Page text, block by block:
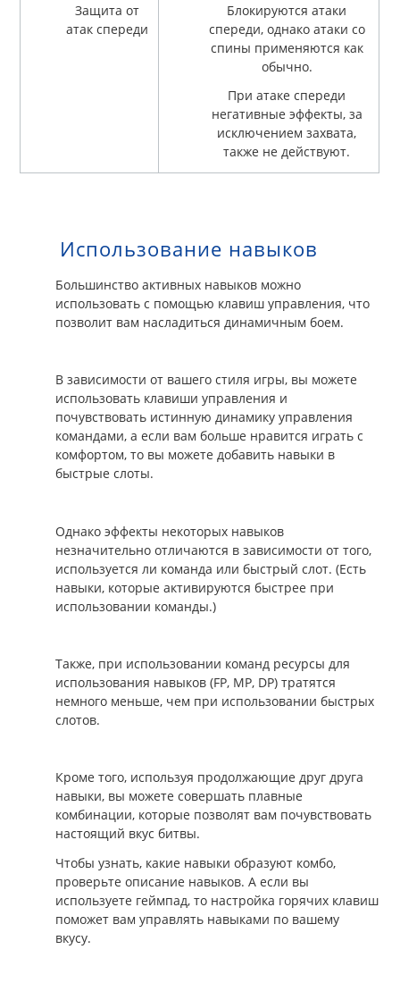
Защита от
атак спереди
Блокируются атаки
спереди, однако атаки со
спины применяются как
обычно.
При атаке спереди
негативные эффекты, за
исключением захвата,
также не действуют.
Использование навыков
Большинство активных навыков можно
использовать с помощью клавиш управления, что
позволит вам насладиться динамичным боем.
В зависимости от вашего стиля игры, вы можете
использовать клавиши управления и
почувствовать истинную динамику управления
командами, а если вам больше нравится играть с
комфортом, то вы можете добавить навыки в
быстрые слоты.
Однако эффекты некоторых навыков
незначительно отличаются в зависимости от того,
используется ли команда или быстрый слот. (Есть
навыки, которые активируются быстрее при
использовании команды.)
Также, при использовании команд ресурсы для
использования навыков (FP, MP, DP) тратятся
немного меньше, чем при использовании быстрых
слотов.
Кроме того, используя продолжающие друг друга
навыки, вы можете совершать плавные
комбинации, которые позволят вам почувствовать
настоящий вкус битвы.
Чтобы узнать, какие навыки образуют комбо,
проверьте описание навыков. А если вы
используете геймпад, то настройка горячих клавиш
поможет вам управлять навыками по вашему
вкусу.